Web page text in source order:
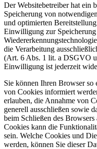
Der Websitebetreiber hat ein
Speicherung von
und optimierten
Einwilligung zur
die Verarbeitung
(Art. 6 Abs. 1 lit. a DSGVO
Einwilligung ist jederzeit
Sie können Ihren Browser so
von Cookies informiert
erlauben, die Annahme von
generell ausschließen sowie
beim Schließen des
Cookies kann die
sein. Welche Cookies und
werden, können Sie dieser